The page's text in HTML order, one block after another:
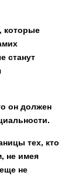
которые
станут
он должен
тех, кто
не имея
не